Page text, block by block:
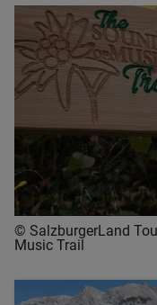
© SalzburgerLand
Music Trail